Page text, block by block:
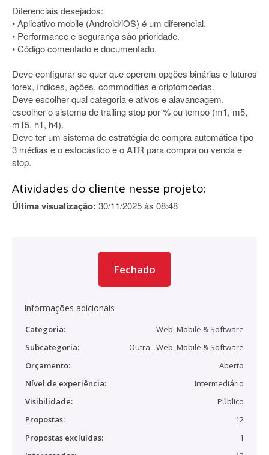
Diferenciais desejados:
• Aplicativo mobile (Android/iOS) é um diferencial.
• Performance e segurança são prioridade.
• Código comentado e documentado.
Deve configurar se quer que operem opções binárias e futuros
forex, índices, ações, commodities e criptomoedas.
Deve escolher qual categoria e ativos e alavancagem,
escolher o sistema de trailing stop por % ou tempo (m1, m5,
m15, h1, h4).
Deve ter um sistema de estratégia de compra automática tipo
3 médias e o estocástico e o ATR para compra ou venda e
stop.
Atividades do cliente nesse projeto:
Última visualização: 30/11/2025 às 08:48
Fechado
Informações adicionais
Categoria:
Web, Mobile & Software
Subcategoria:
Outra - Web, Mobile & Software
Orçamento:
Aberto
Nível de experiência:
Intermediário
Visibilidade:
Público
Propostas:
12
Propostas excluídas:
1